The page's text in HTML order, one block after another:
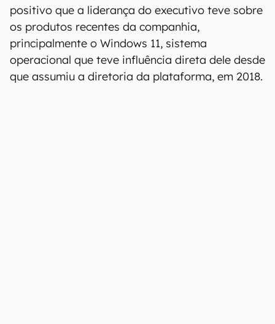
positivo que a liderança do executivo teve sobre
os produtos recentes da companhia,
principalmente o Windows 11, sistema
operacional que teve influência direta dele desde
que assumiu a diretoria da plataforma, em 2018.